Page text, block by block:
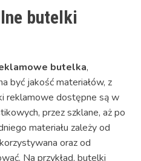
butelki
butelka,
być jakość materiałów, z
reklamowe dostępne są w
przez szklane, aż po
materiału zależy od
oraz od
Na przykład, butelki